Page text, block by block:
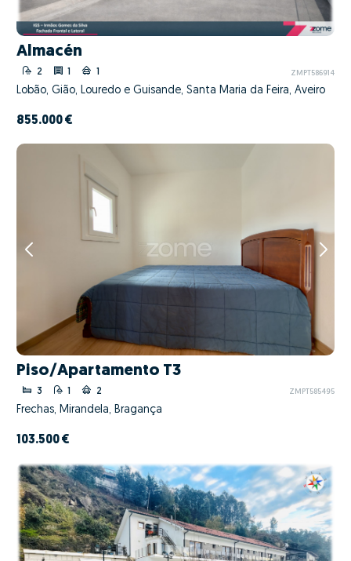
Almacén
2 ZMPT586914
Lobão, Gião, Louredo e Guisande, Santa Maria da Feira, Aveiro
855.000 €
Piso/Apartamento T3
3 1 2 ZMPT585495
Frechas, Mirandela, Bragança
103.500 €